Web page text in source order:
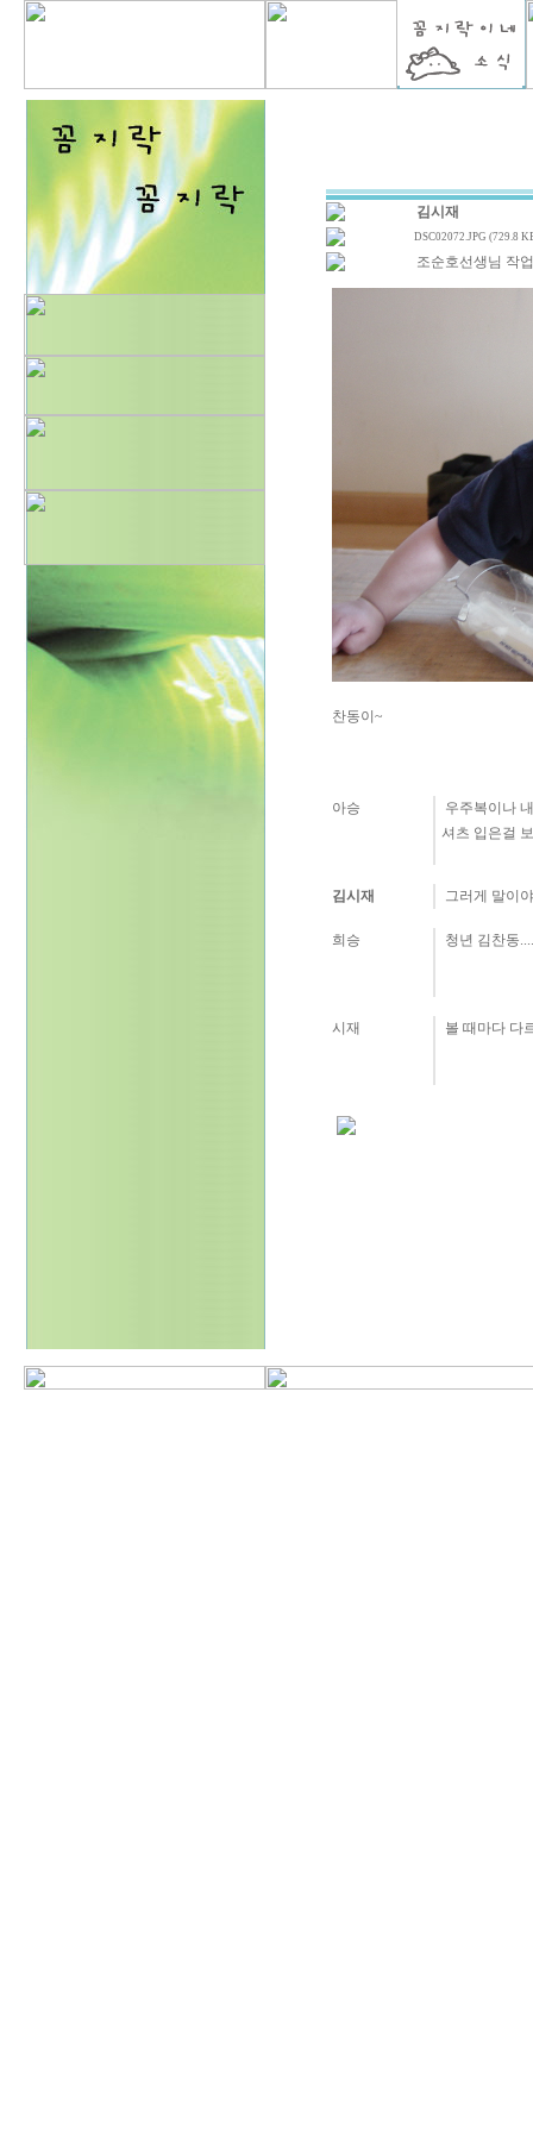
김시재
DSC02072.JPG (729.8
조순호선생님 작
찬동이~
아승
우주복이나
셔츠 입은걸
김시재 그러게 말이
희승 청년 김찬동
시재 볼 때마다 다